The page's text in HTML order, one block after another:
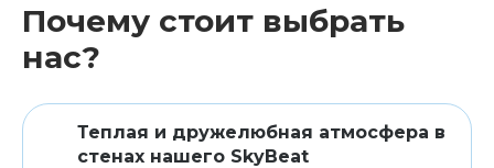
Почему стоит выбрать
нас?
Теплая и дружелюбная атмосфера в
стенах нашего SkyBeat